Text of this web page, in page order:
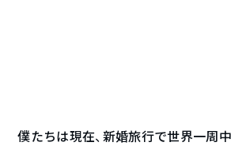
僕たちは現在、新婚旅行で世界一周